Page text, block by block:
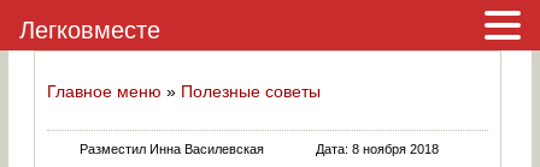
Главное меню » Полезные советы
Разместил Инна Василевская Дата: 8 ноября 2018
Легковместе